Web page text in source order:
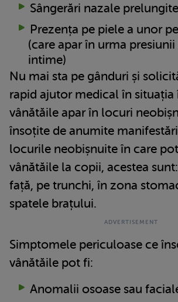
Sângerări nazale
Prezența pe piele a unor
(care apar în urma
intime)
Nu mai sta pe gânduri și
rapid ajutor medical în situația
vânătăile apar în locuri
însoțite de anumite
locurile neobișnuite în care
vânătăile la copii, acestea
față, pe trunchi, în zona
spatele brațului.
Simptomele periculoase ce
vânătăile pot fi:
Anomalii osoase sau